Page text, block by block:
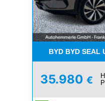
BYD BYD SEAL
35.980 €